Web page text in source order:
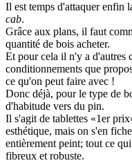
Il est temps d'attaquer enfin
cab.
Grâce aux plans, il faut
quantité de bois acheter.
Et pour cela il n'y a d'autres
conditionnements que
ce qu'on peut faire avec !
Donc déjà, pour le type de
d'habitude vers du pin.
Il s'agit de tablettes «1er
esthétique, mais on s'en
entièrement peint; tout ce
fibreux et robuste.